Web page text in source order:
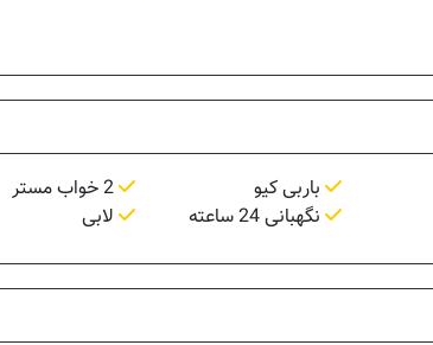
باربی کیو
نگهبانی 24 ساعته لابی